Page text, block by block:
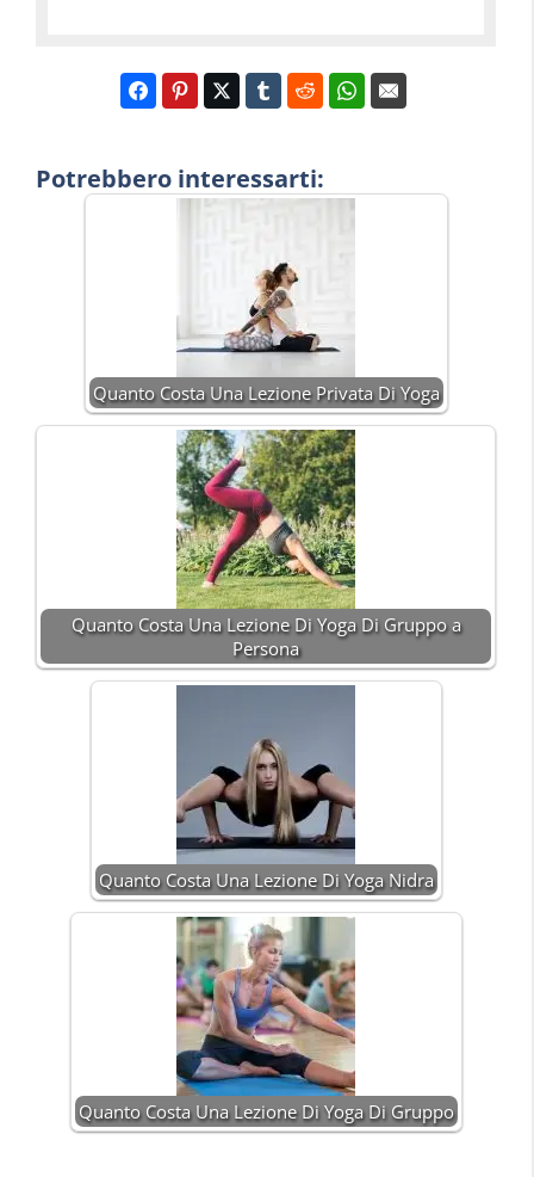
Potrebbero interessarti:
Quanto Costa Una Lezione Privata Di Yoga
Quanto Costa Una Lezione Di Yoga Di Gruppo a
Persona
Quanto Costa Una Lezione Di Yoga Nidra
Quanto Costa Una Lezione Di Yoga Di Gruppo